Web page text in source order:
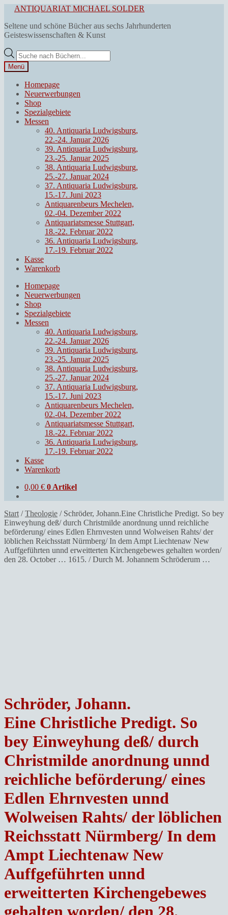
springen
Zum
springen
ANTIQUARIAT MICHAEL SOLDER
Seltene und schöne Bücher aus sechs Jahrhunderten
Geisteswissenschaften & Kunst
Products
search
Menü
Homepage
Neuerwerbungen
Shop
Spezialgebiete
Messen
40. Antiquaria Ludwigsburg,
22.-24. Januar 2026
39. Antiquaria Ludwigsburg,
23.-25. Januar 2025
38. Antiquaria Ludwigsburg,
25.-27. Januar 2024
37. Antiquaria Ludwigsburg,
15.-17. Juni 2023
Antiquarenbeurs Mechelen,
02.-04. Dezember 2022
Antiquariatsmesse Stuttgart,
18.-22. Februar 2022
36. Antiquaria Ludwigsburg,
17.-19. Februar 2022
Kasse
Warenkorb
Homepage
Neuerwerbungen
Shop
Spezialgebiete
Messen
40. Antiquaria Ludwigsburg,
22.-24. Januar 2026
39. Antiquaria Ludwigsburg,
23.-25. Januar 2025
38. Antiquaria Ludwigsburg,
25.-27. Januar 2024
37. Antiquaria Ludwigsburg,
15.-17. Juni 2023
Antiquarenbeurs Mechelen,
02.-04. Dezember 2022
Antiquariatsmesse Stuttgart,
18.-22. Februar 2022
36. Antiquaria Ludwigsburg,
17.-19. Februar 2022
Kasse
Warenkorb
0,00 € 0 Artikel
Start /Theologie / Schröder, Johann.Eine Christliche Predigt. So bey
Einweyhung deß/ durch Christmilde anordnung unnd reichliche
beförderung/ eines Edlen Ehrnvesten unnd Wolweisen Rahts/ der
löblichen Reichsstatt Nürmberg/ In dem Ampt Liechtenaw New
Auffgeführten unnd erweitterten Kirchengebewes gehalten worden/
den 28. October … 1615. / Durch M. Johannem Schröderum …
Schröder, Johann.
Eine Christliche Predigt. So
bey Einweyhung deß/ durch
Christmilde anordnung unnd
reichliche beförderung/ eines
Edlen Ehrnvesten unnd
Wolweisen Rahts/ der löblichen
Reichsstatt Nürmberg/ In dem
Ampt Liechtenaw New
Auffgeführten unnd
erweitterten Kirchengebewes